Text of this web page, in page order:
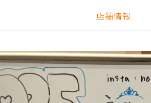
店舗情報